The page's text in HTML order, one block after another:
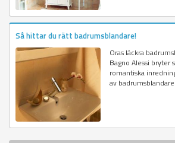
Så hittar du rätt badrumsblandare!
Oras läckra
Bagno Alessi bryter
romantiska
av